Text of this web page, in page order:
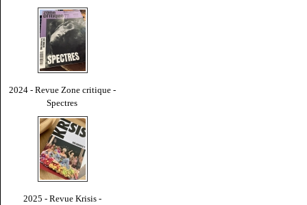
2024 - Revue Zone critique -
Spectres
2025 - Revue Krisis -